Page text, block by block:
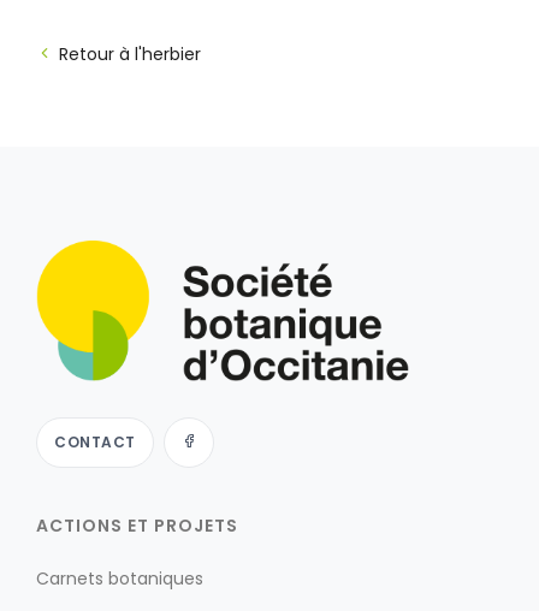
Retour à l'herbier
CONTACT
ACTIONS ET PROJETS
Carnets botaniques